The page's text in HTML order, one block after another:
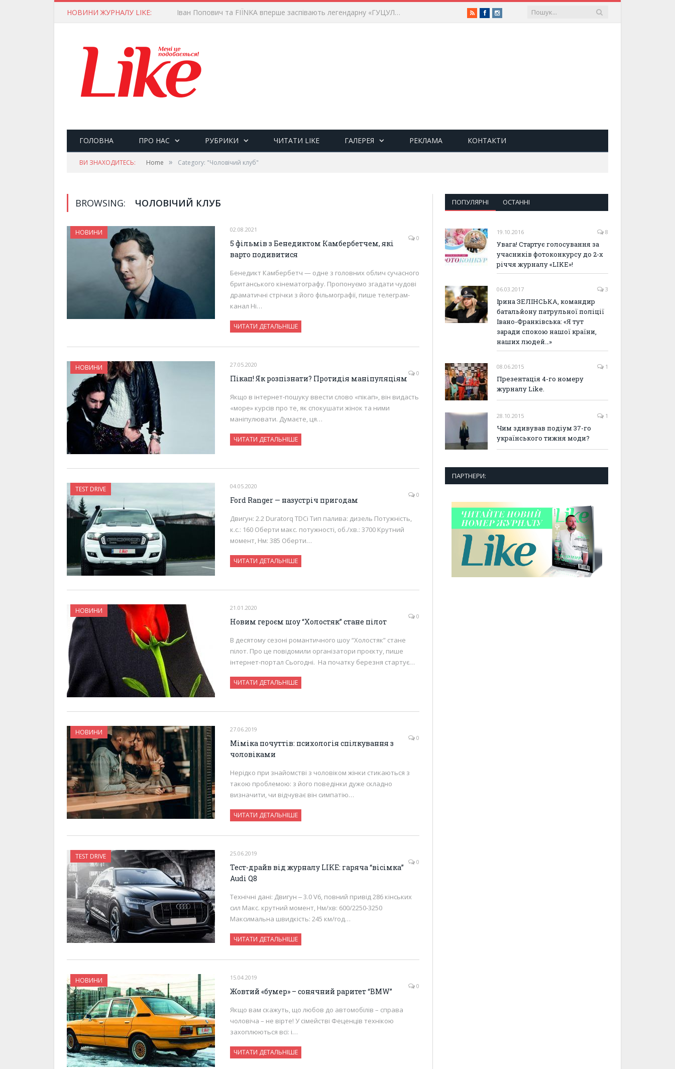
НОВИНИ ЖУРНАЛУ LIKE: Іван Попович та FIÏNKA вперше заспівають легендарну «ГУЦУЛЯНКУ» для франківців RSSFacebookInstagram
ГОЛОВНА ПРО НАС РУБРИКИ ЧИТАТИ LIKE ГАЛЕРЕЯ РЕКЛАМА КОНТАКТИ
ВИ ЗНАХОДИТЕСЬ: Home » Category: "Чоловічий клуб"
BROWSING: ЧОЛОВІЧИЙ КЛУБ
НОВИНИ
02.08.2021
0
5 фільмів з Бенедиктом Камбербетчем, які
варто подивитися
Бенедикт Камбербетч — одне з головних облич сучасного
британського кінематографу. Пропонуємо згадати чудові
драматичні стрічки з його фільмографії, пише телеграм-
канал Ні…
ЧИТАТИ ДЕТАЛЬНІШЕ
НОВИНИ
27.05.2020
0
Пікап! Як розпізнати? Протидія маніпуляціям
Якщо в інтернет-пошуку ввести слово «пікап», він видасть
«море» курсів про те, як спокушати жінок та ними
маніпулювати. Думаєте, ця…
ЧИТАТИ ДЕТАЛЬНІШЕ
TEST DRIVE
04.05.2020
0
Ford Ranger — назустріч пригодам
Двигун: 2.2 Duratorq TDCi Тип палива: дизель Потужність,
к.с.: 160 Оберти макс. потужності, об./хв.: 3700 Крутний
момент, Нм: 385 Оберти…
ЧИТАТИ ДЕТАЛЬНІШЕ
НОВИНИ
21.01.2020
0
Новим героєм шоу “Холостяк” стане пілот
В десятому сезоні романтичного шоу “Холостяк” стане
пілот. Про це повідомили організатори проєкту, пише
інтернет-портал Сьогодні. На початку березня стартує…
ЧИТАТИ ДЕТАЛЬНІШЕ
НОВИНИ
27.06.2019
0
Міміка почуттів: психологія спілкування з
чоловіками
Нерідко при знайомстві з чоловіком жінки стикаються з
такою проблемою: з його поведінки дуже складно
визначити, чи відчуває він симпатію…
ЧИТАТИ ДЕТАЛЬНІШЕ
TEST DRIVE
25.06.2019
0
Тест-драйв від журналу LIKE: гаряча “вісімка”
Audi Q8
Технічні дані: Двигун ‒ 3.0 V6, повний привід 286 кінських
сил Макс. крутний момент, Нм/хв: 600/2250-3250
Максимальна швидкість: 245 км/год…
ЧИТАТИ ДЕТАЛЬНІШЕ
НОВИНИ
15.04.2019
0
Жовтий «бумер» – сонячний раритет “BMW”
Якщо вам скажуть, що любов до автомобілів – справа
чоловіча – не вірте! У сімействі Феценців технікою
захоплюються всі: і…
ЧИТАТИ ДЕТАЛЬНІШЕ
ПОПУЛЯРНІ ОСТАННІ
19.10.2016 8
Увага! Стартує голосування за
учасників фотоконкурсу до 2-х
річчя журналу «LIKE»!
06.03.2017 3
Ірина ЗЕЛІНСЬКА, командир
батальйону патрульної поліції
Івано-Франківська: «Я тут
заради спокою нашої країни,
наших людей…»
08.06.2015 1
Презентація 4-го номеру
журналу Like.
28.10.2015 1
Чим здивував подіум 37-го
українського тижня моди?
ПАРТНЕРИ: